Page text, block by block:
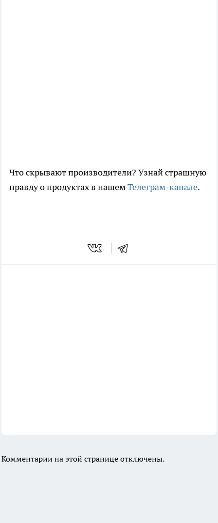
Что скрывают производители? Узнай страшную
правду о продуктах в нашемТелеграм-канале.
Комментарии на этой странице отключены.